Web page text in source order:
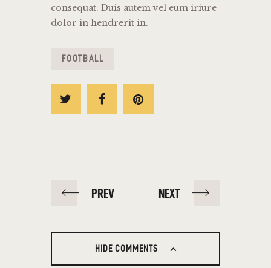
consequat. Duis autem vel eum iriure
dolor in hendrerit in.
FOOTBALL
PREV NEXT
HIDE COMMENTS